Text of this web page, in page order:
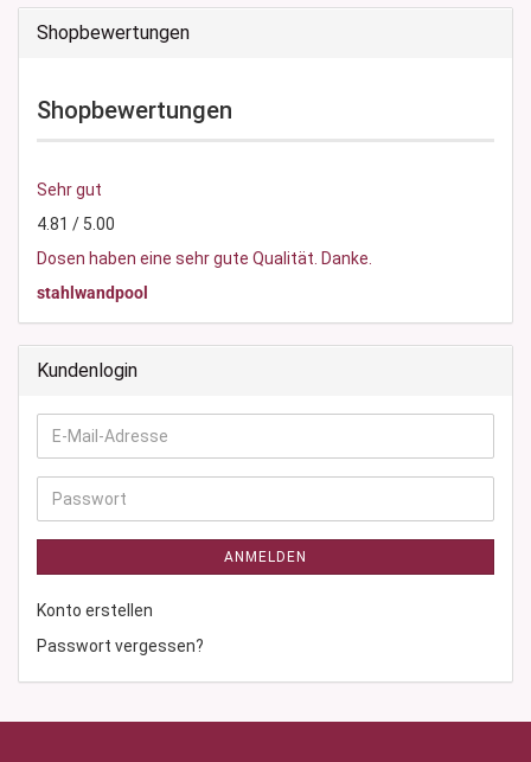
Shopbewertungen
Shopbewertungen
Sehr gut
4.81 / 5.00
Dosen haben eine sehr gute Qualität. Danke.
stahlwandpool
Kundenlogin
E-
Mail-
Adresse
Passwort
ANMELDEN
Konto erstellen
Passwort vergessen?